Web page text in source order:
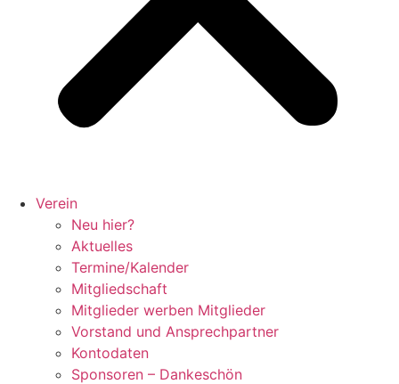
Verein
Neu hier?
Aktuelles
Termine/Kalender
Mitgliedschaft
Mitglieder werben Mitglieder
Vorstand und Ansprechpartner
Kontodaten
Sponsoren – Dankeschön